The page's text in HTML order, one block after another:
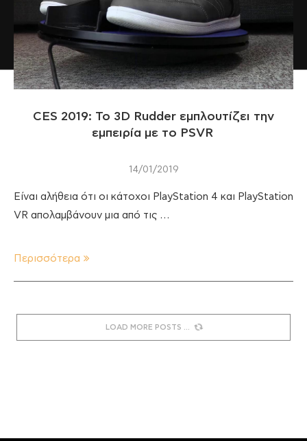
CES 2019: To 3D Rudder εμπλουτίζει την
εμπειρία με το PSVR
14/01/2019
Είναι αλήθεια ότι οι κάτοχοι PlayStation 4 και PlayStation
VR απολαμβάνουν μια από τις …
Περισσότερα
LOAD MORE POSTS